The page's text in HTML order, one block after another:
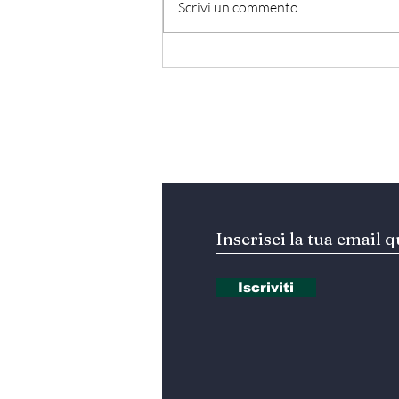
Scrivi un commento...
Iscriviti